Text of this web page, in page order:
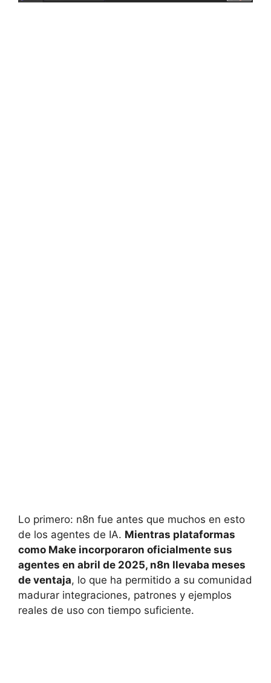
Lo primero: n8n fue antes que muchos en esto
de los agentes de IA. Mientras plataformas
como Make incorporaron oficialmente sus
agentes en abril de 2025, n8n llevaba meses
de ventaja, lo que ha permitido a su comunidad
madurar integraciones, patrones y ejemplos
reales de uso con tiempo suficiente.